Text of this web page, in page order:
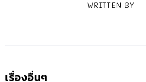
WRITTEN BY
เรื่องอื่นๆ